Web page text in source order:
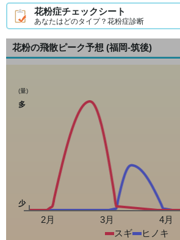
花粉症チェックシート
あなたはどのタイプ？花粉症診断
花粉の飛散ピーク予想 (福岡-筑後)
(量)
多
少
2月 3月 4月
スギ
ヒノキ